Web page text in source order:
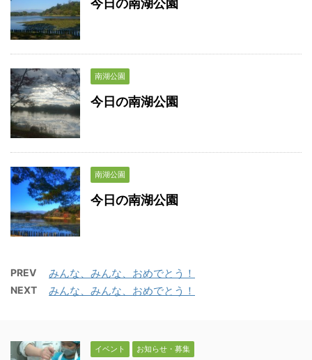
今日の南湖公園
南湖公園
今日の南湖公園
南湖公園
今日の南湖公園
PREV みんな、みんな、おめでとう！
NEXT みんな、みんな、おめでとう！
イベント お知らせ・募集